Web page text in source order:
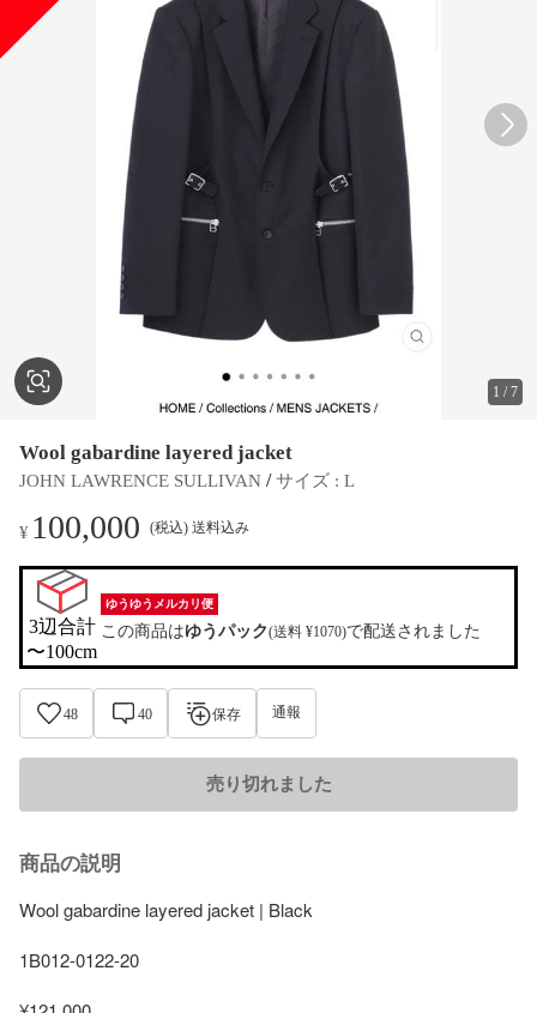
1 /7
Wool gabardine layered jacket
JOHN LAWRENCE SULLIVAN / サイズ : L
¥ 100,000 (税込) 送料込み
3辺合計
〜100cm
ゆうゆうメルカリ便
この商品はゆうパック(送料 ¥1070)で配送されました
48 40 保存 通報
売り切れました
商品の説明
Wool gabardine layered jacket | Black
1B012-0122-20